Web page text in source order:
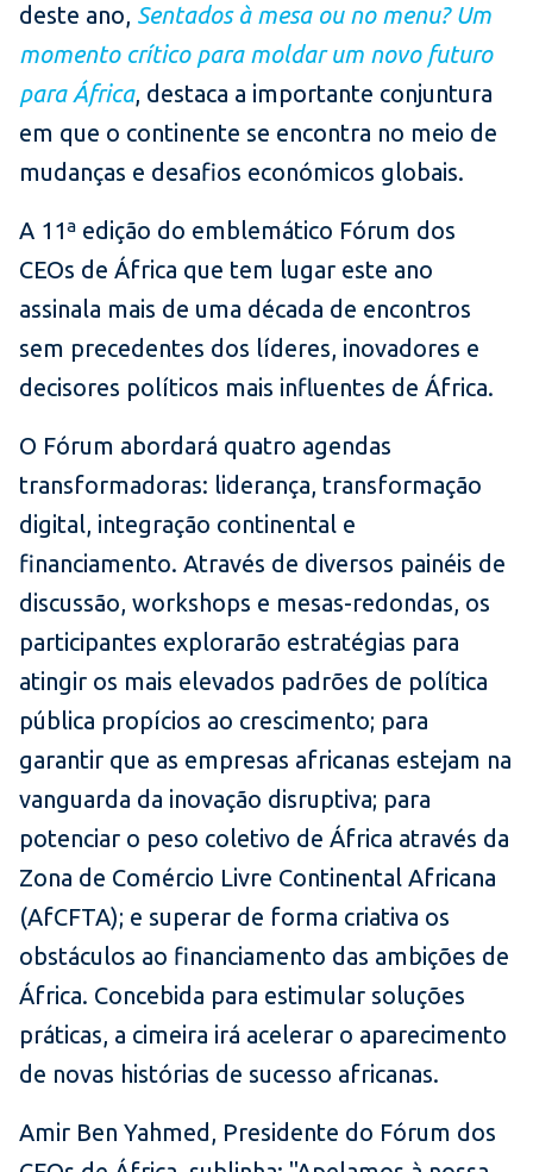
deste ano, Sentados à mesa ou no menu? Um
momento crítico para moldar um novo futuro
para África, destaca a importante conjuntura
em que o continente se encontra no meio de
mudanças e desafios económicos globais.
A 11ª edição do emblemático Fórum dos
CEOs de África que tem lugar este ano
assinala mais de uma década de encontros
sem precedentes dos líderes, inovadores e
decisores políticos mais influentes de África.
O Fórum abordará quatro agendas
transformadoras: liderança, transformação
digital, integração continental e
financiamento. Através de diversos painéis de
discussão, workshops e mesas-redondas, os
participantes explorarão estratégias para
atingir os mais elevados padrões de política
pública propícios ao crescimento; para
garantir que as empresas africanas estejam na
vanguarda da inovação disruptiva; para
potenciar o peso coletivo de África através da
Zona de Comércio Livre Continental Africana
(AfCFTA); e superar de forma criativa os
obstáculos ao financiamento das ambições de
África. Concebida para estimular soluções
práticas, a cimeira irá acelerar o aparecimento
de novas histórias de sucesso africanas.
Amir Ben Yahmed, Presidente do Fórum dos